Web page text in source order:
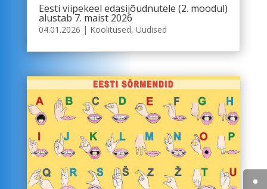
Eesti viipekeel edasijõudnutele (2. moodul)
alustab 7. maist 2026
04.01.2026 | Koolitused, Uudised